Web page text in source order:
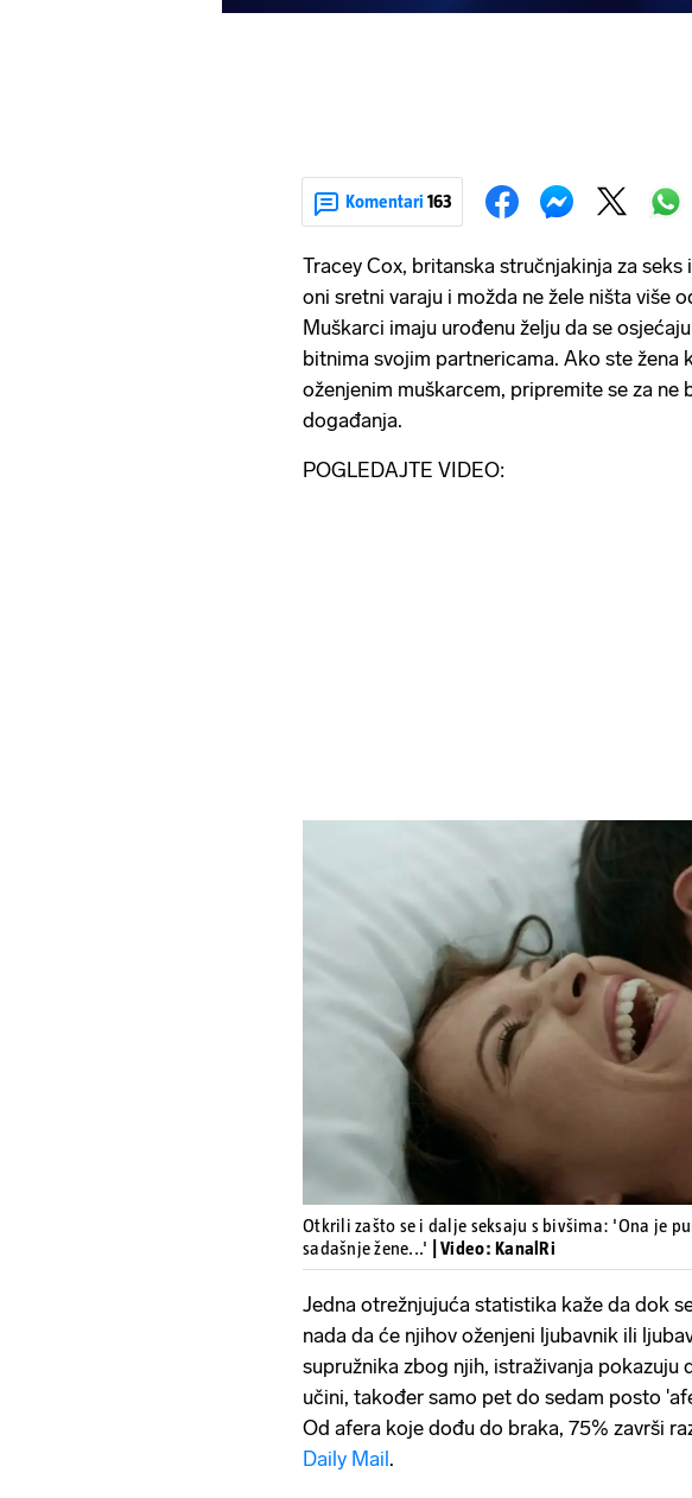
Komentari 163
Tracey Cox, britanska stručnjakinja za seks
oni sretni varaju i možda ne žele ništa više
Muškarci imaju urođenu želju da se
bitnima svojim partnericama. Ako ste žena
oženjenim muškarcem, pripremite se za ne
događanja.
POGLEDAJTE VIDEO:
Pokretanje videa...
Otkrili zašto se i dalje seksaju s bivšima: 'Ona je
sadašnje žene...'
| Video: KanalRi
Jedna otrežnjujuća statistika kaže da dok
nada da će njihov oženjeni ljubavnik ili
supružnika zbog njih, istraživanja pokazuju
učini, također samo pet do sedam posto
Od afera koje dođu do braka, 75% završi
Daily Mail.